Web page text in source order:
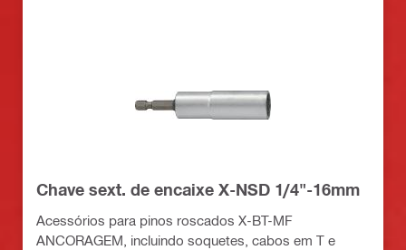
Chave sext. de encaixe X-NSD 1/4"-16mm
Acessórios para pinos roscados X-BT-MF
ANCORAGEM, incluindo soquetes, cabos em T e